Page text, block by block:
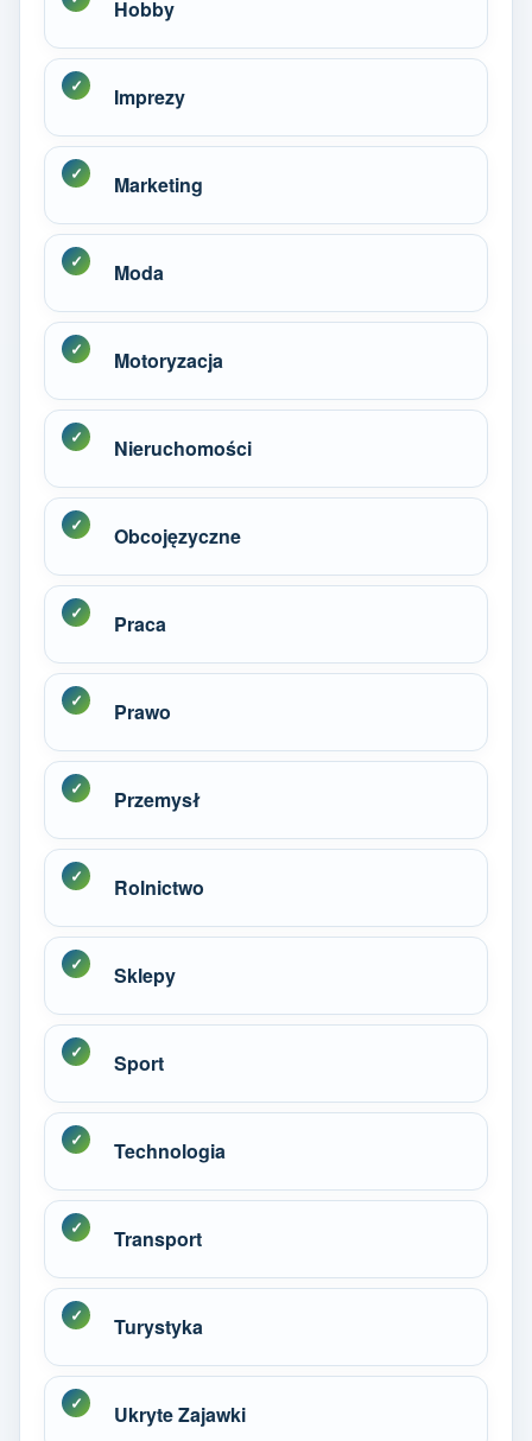
Hobby
Imprezy
Marketing
Moda
Motoryzacja
Nieruchomości
Obcojęzyczne
Praca
Prawo
Przemysł
Rolnictwo
Sklepy
Sport
Technologia
Transport
Turystyka
Ukryte Zajawki